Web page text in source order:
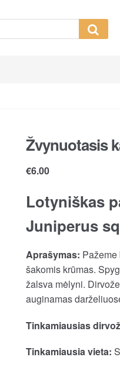
Žvynuotasis
€6.00
Lotyniškas
Juniperus
Aprašymas:
šakomis krūmas.
žalsva mėlyni.
auginamas
Tinkamiausias
Tinkamiausia vieta: